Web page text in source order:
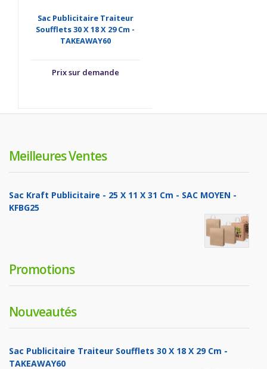
Sac Publicitaire Traiteur
Soufflets 30 X 18 X 29 Cm -
TAKEAWAY60
Prix sur demande
Meilleures Ventes
Sac Kraft Publicitaire - 25 X 11 X 31 Cm - SAC MOYEN -
KFBG25
Promotions
Nouveautés
Sac Publicitaire Traiteur Soufflets 30 X 18 X 29 Cm -
TAKEAWAY60